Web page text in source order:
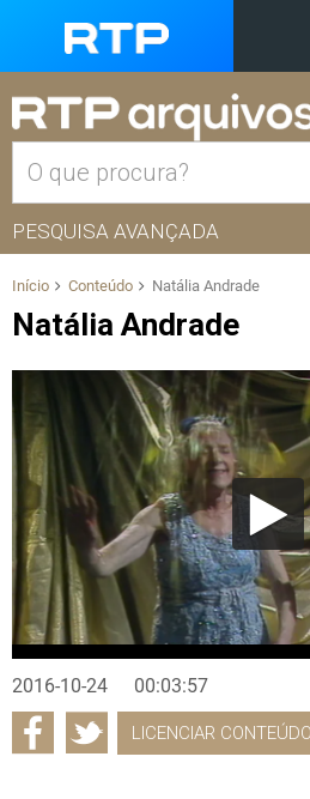
PESQUISA AVANÇADA
Início Conteúdo Natália Andrade
Natália Andrade
2016-10-24 00:03:57
LICENCIAR CONTEÚDO